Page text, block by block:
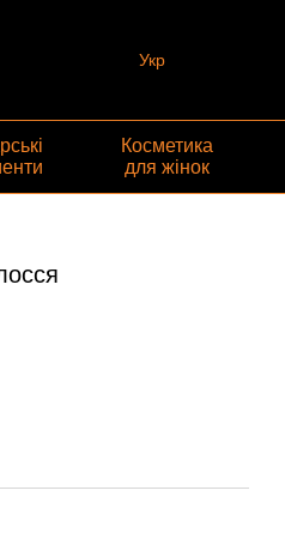
Укр
Косметика
для жінок